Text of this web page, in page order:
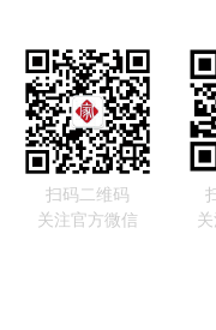
扫码二维码
关注官方微信